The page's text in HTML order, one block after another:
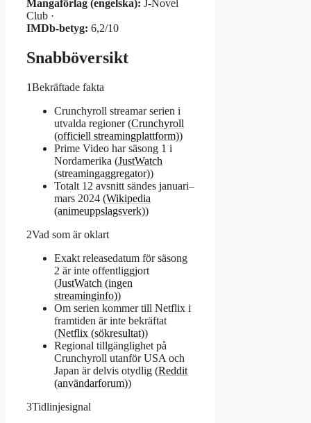
Mangaförlag (engelska): J-Novel
Club ·
IMDb-betyg: 6,2/10
Snabböversikt
1Bekräftade fakta
Crunchyroll streamar serien i
utvalda regioner (Crunchyroll
(officiell streamingplattform))
Prime Video har säsong 1 i
Nordamerika (JustWatch
(streamingaggregator))
Totalt 12 avsnitt sändes januari–
mars 2024 (Wikipedia
(animeuppslagsverk))
2Vad som är oklart
Exakt releasedatum för säsong
2 är inte offentliggjort
(JustWatch (ingen
streaminginfo))
Om serien kommer till Netflix i
framtiden är inte bekräftat
(Netflix (sökresultat))
Regional tillgänglighet på
Crunchyroll utanför USA och
Japan är delvis otydlig (Reddit
(användarforum))
3Tidlinjesignal